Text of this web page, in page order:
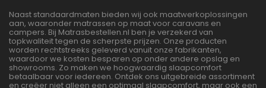
Naast standaardmaten bieden wij ook maatwerkoplossingen
aan, waaronder matrassen op maat voor caravans en
campers. Bij Matrasbestellen.nl ben je verzekerd van
topkwaliteit tegen de scherpste prijzen. Onze producten
worden rechtstreeks geleverd vanuit onze fabrikanten,
waardoor we kosten besparen op onder andere opslag en
showrooms. Zo maken we hoogwaardig slaapcomfort
betaalbaar voor iedereen. Ontdek ons uitgebreide assortiment
en creëer niet alleen een optimaal slaapcomfort, maar ook een